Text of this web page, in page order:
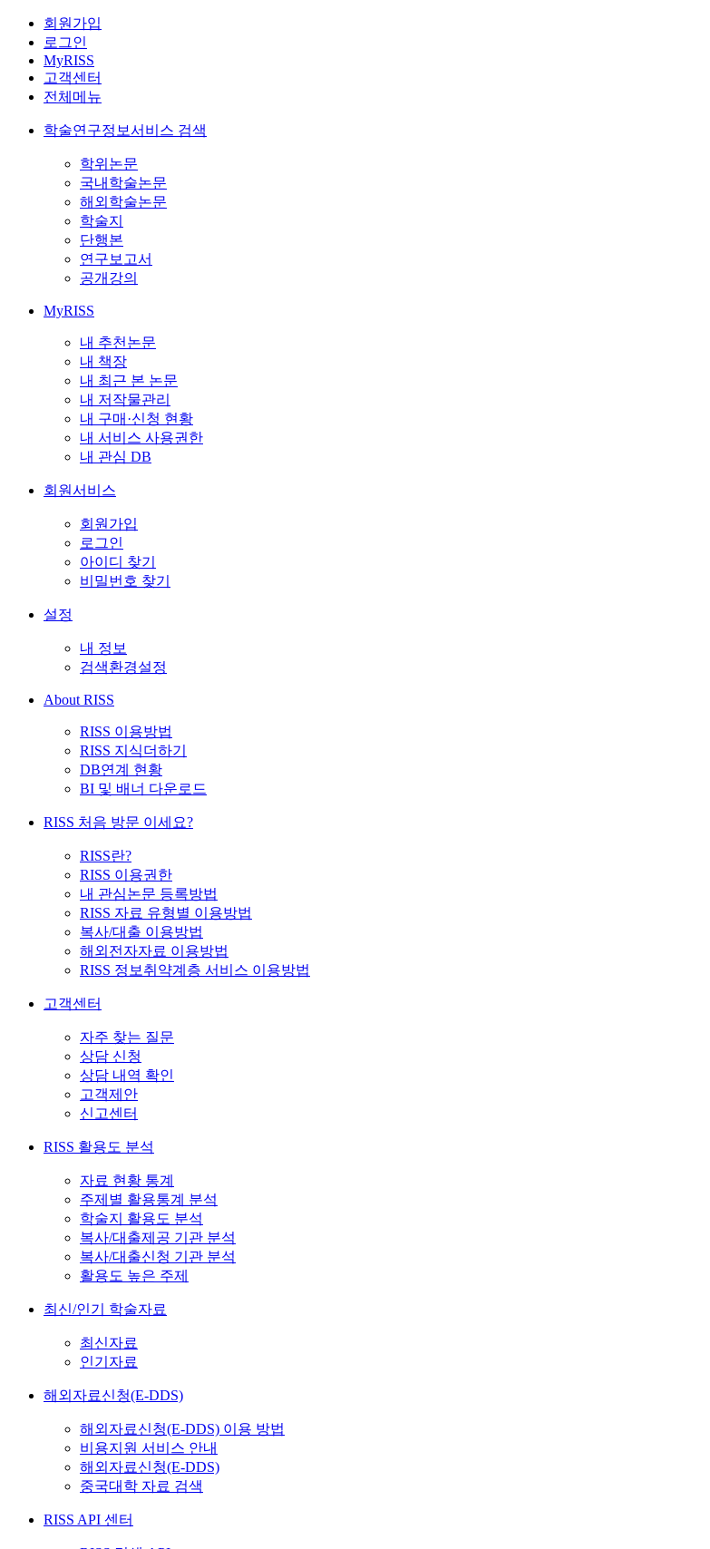
회원가입
로그인
MyRISS
고객센터
전체메뉴
학술연구정보서비스 검색
학위논문
국내학술논문
해외학술논문
학술지
단행본
연구보고서
공개강의
MyRISS
내 추천논문
내 책장
내 최근 본 논문
내 저작물관리
내 구매·신청 현황
내 서비스 사용권한
내 관심 DB
회원서비스
회원가입
로그인
아이디 찾기
비밀번호 찾기
설정
내 정보
검색환경설정
About RISS
RISS 이용방법
RISS 지식더하기
DB연계 현황
BI 및 배너 다운로드
RISS 처음 방문 이세요?
RISS란?
RISS 이용권한
내 관심논문 등록방법
RISS 자료 유형별 이용방법
복사/대출 이용방법
해외전자자료 이용방법
RISS 정보취약계층 서비스 이용방법
고객센터
자주 찾는 질문
상담 신청
상담 내역 확인
고객제안
신고센터
RISS 활용도 분석
자료 현황 통계
주제별 활용통계 분석
학술지 활용도 분석
복사/대출제공 기관 분석
복사/대출신청 기관 분석
활용도 높은 주제
최신/인기 학술자료
최신자료
인기자료
해외자료신청(E-DDS)
해외자료신청(E-DDS) 이용 방법
비용지원 서비스 안내
해외자료신청(E-DDS)
중국대학 자료 검색
RISS API 센터